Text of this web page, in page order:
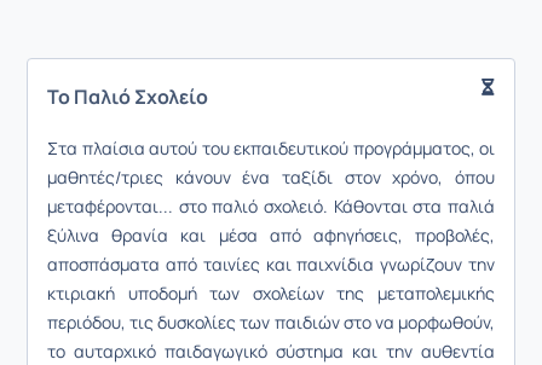
Το Παλιό Σχολείο
Στα πλαίσια αυτού του εκπαιδευτικού προγράμματος, οι
μαθητές/τριες κάνουν ένα ταξίδι στον χρόνο, όπου
μεταφέρονται... στο παλιό σχολειό. Κάθονται στα παλιά
ξύλινα θρανία και μέσα από αφηγήσεις, προβολές,
αποσπάσματα από ταινίες και παιχνίδια γνωρίζουν την
κτιριακή υποδομή των σχολείων της μεταπολεμικής
περιόδου, τις δυσκολίες των παιδιών στο να μορφωθούν,
το αυταρχικό παιδαγωγικό σύστημα και την αυθεντία